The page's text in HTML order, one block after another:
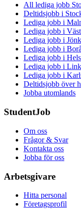
All lediga jobb
Deltidsjobb i
Lediga jobb i
Lediga jobb i
Lediga jobb i
Lediga jobb i
Lediga jobb i
Lediga jobb i
Lediga jobb i
Deltidsjobb över
Jobba utomlands
StudentJob
Om oss
Frågor & Svar
Kontakta oss
Jobba för oss
Arbetsgivare
Hitta personal
Företagsprofil